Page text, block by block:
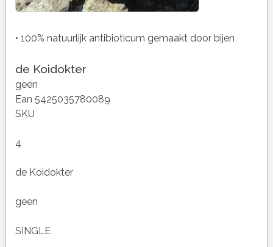
• 100% natuurlijk antibioticum gemaakt door bijen
de Koidokter
geen
Ean 5425035780089
SKU
4
de Koidokter
geen
SINGLE